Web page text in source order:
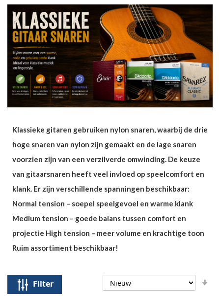
Klassieke gitaren gebruiken nylon snaren, waarbij de drie
hoge snaren van nylon zijn gemaakt en de lage snaren
voorzien zijn van een verzilverde omwinding. De keuze
van gitaarsnaren heeft veel invloed op speelcomfort en
klank. Er zijn verschillende spanningen beschikbaar:
Normal tension – soepel speelgevoel en warme klank
Medium tension – goede balans tussen comfort en
projectie High tension – meer volume en krachtige toon
Ruim assortiment beschikbaar!
Filter